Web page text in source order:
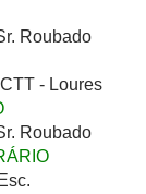
Roubado
- Loures
Roubado